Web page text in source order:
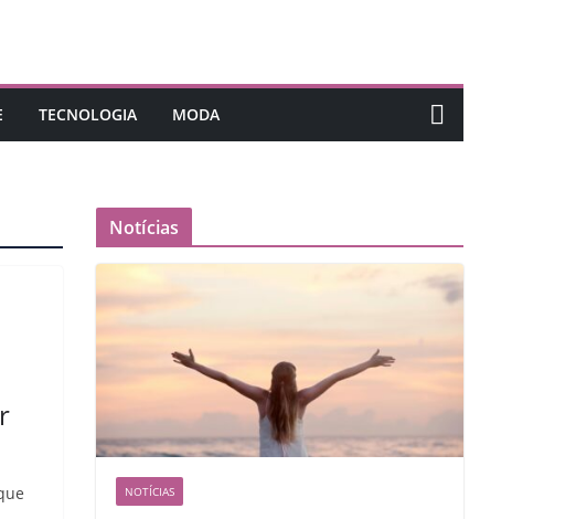
TECNOLOGIA MODA
Notícias
NOTÍCIAS